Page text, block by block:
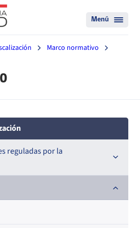
Menú
Marco normativo
reguladas por la
Acreditados
Acreditadoras